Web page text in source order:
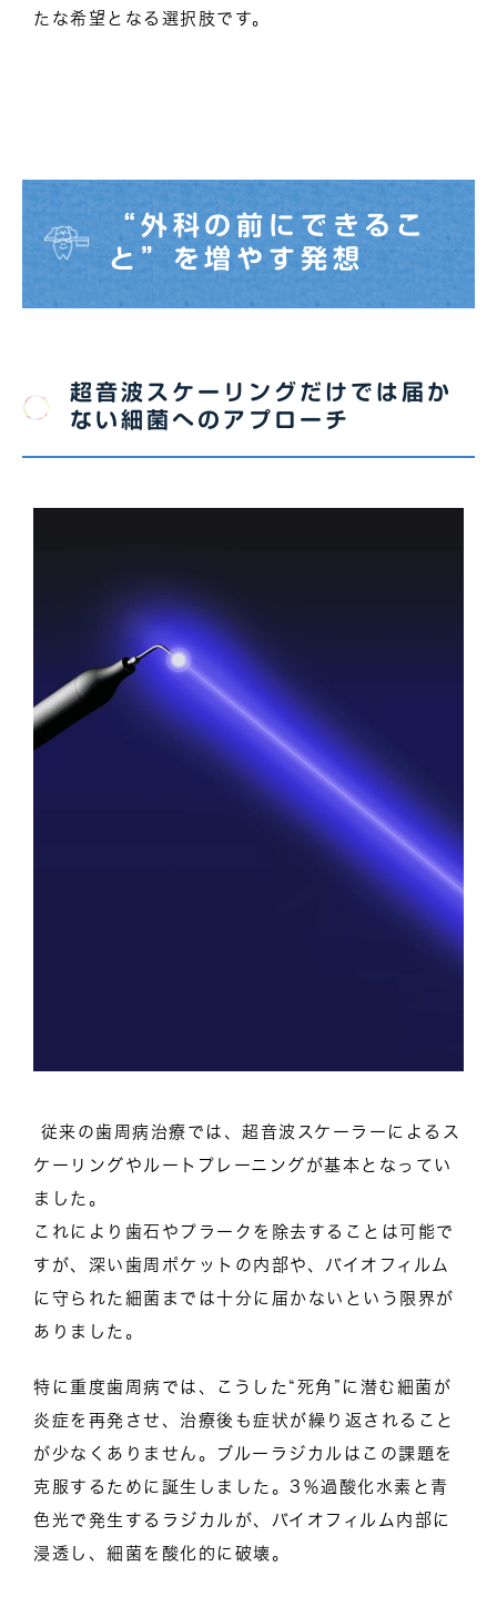
たな希望となる選択肢です。
“外科の前にできるこ
と”を増やす発想
超音波スケーリングだけでは届か
ない細菌へのアプローチ
従来の歯周病治療では、超音波スケーラーによるス
ケーリングやルートプレーニングが基本となってい
ました。
これにより歯石やプラークを除去することは可能で
すが、深い歯周ポケットの内部や、バイオフィルム
に守られた細菌までは十分に届かないという限界が
ありました。
特に重度歯周病では、こうした“死角”に潜む細菌が
炎症を再発させ、治療後も症状が繰り返されること
が少なくありません。ブルーラジカルはこの課題を
克服するために誕生しました。3％過酸化水素と青
色光で発生するラジカルが、バイオフィルム内部に
浸透し、細菌を酸化的に破壊。